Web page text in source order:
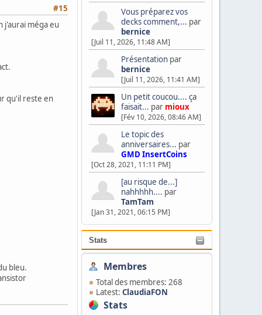
Vous préparez vos
decks comment,... par
bernice
[Juil 11, 2026, 11:48 AM]
Présentation par
bernice
[Juil 11, 2026, 11:41 AM]
Un petit coucou.... ça
faisait... par mioux
[Fév 10, 2026, 08:46 AM]
Le topic des
anniversaires... par
GMD InsertCoins
[Oct 28, 2021, 11:11 PM]
[au risque de...]
nahhhhh.... par
TamTam
[Jan 31, 2021, 06:15 PM]
Stats
Membres
Total des membres: 268
Latest: ClaudiaFON
Stats
#15
j'aurai méga eu
qu'il reste en
bleu.